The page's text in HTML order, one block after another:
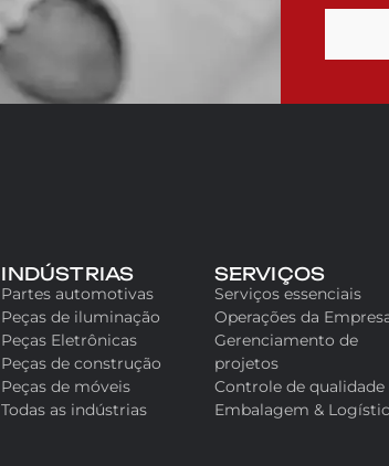
INDÚSTRIAS
Partes automotivas
Peças de iluminação
Peças Eletrônicas
Peças de construção
Peças de móveis
Todas as indústrias
SERVIÇOS
Serviços essenciais
Operações da
Gerenciamento de
projetos
Controle de qualidade
Embalagem &